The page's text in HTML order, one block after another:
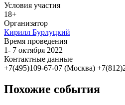
Условия участия
18+
Организатор
Кирилл Бурлуцкий
Время проведения
1- 7 октября 2022
Контактные данные
+7(495)109-67-07 (Москва)
Похожие события